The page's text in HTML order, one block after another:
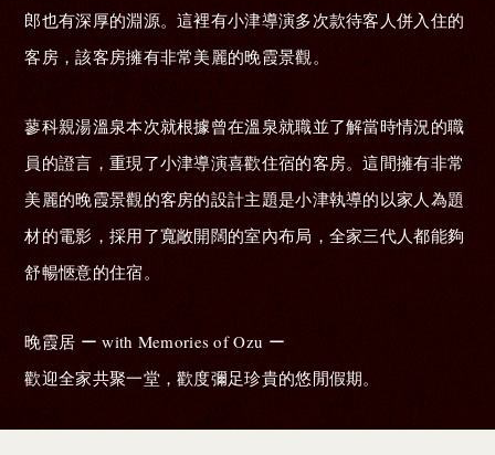
郎也有深厚的淵源。這裡有小津導演多次款待客人併入住的
客房，該客房擁有非常美麗的晚霞景觀。
蓼科親湯溫泉本次就根據曾在溫泉就職並了解當時情況的職
員的證言，重現了小津導演喜歡住宿的客房。這間擁有非常
美麗的晚霞景觀的客房的設計主題是小津執導的以家人為題
材的電影，採用了寬敞開闊的室內布局，全家三代人都能夠
舒暢愜意的住宿。
晚霞居 ー with Memories of Ozu ー
歡迎全家共聚一堂，歡度彌足珍貴的悠閒假期。